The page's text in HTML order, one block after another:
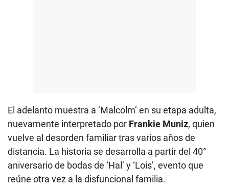
El adelanto muestra a ‘Malcolm’ en su etapa adulta,
nuevamente interpretado por Frankie Muniz, quien
vuelve al desorden familiar tras varios años de
distancia. La historia se desarrolla a partir del 40°
aniversario de bodas de ‘Hal’ y ‘Lois’, evento que
reúne otra vez a la disfuncional familia.